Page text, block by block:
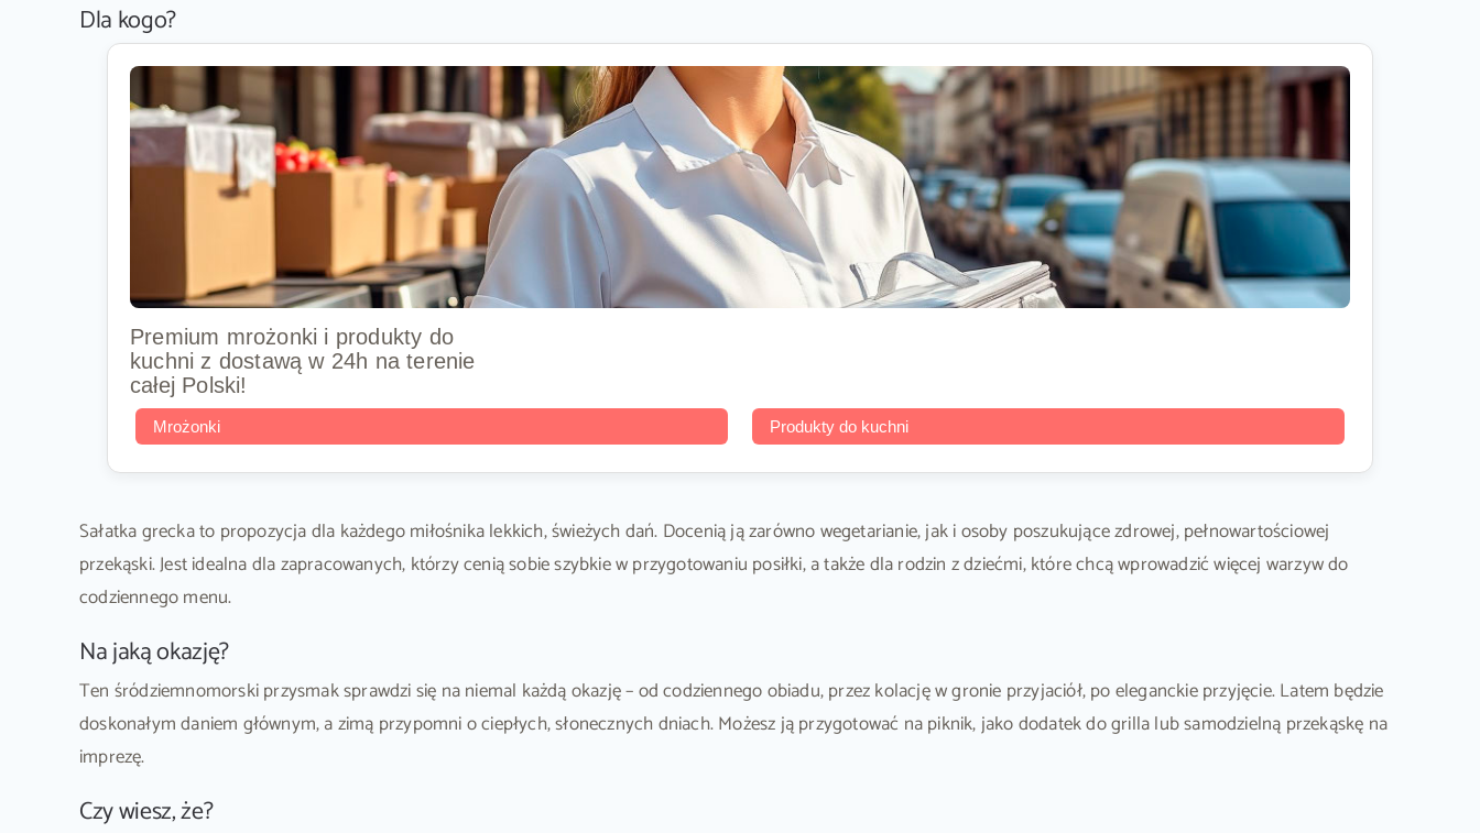
Dla kogo?
Premium mrożonki i produkty do
kuchni z dostawą w 24h na terenie
całej Polski!
Mrożonki Produkty do kuchni
Sałatka grecka to propozycja dla każdego miłośnika lekkich, świeżych dań. Docenią ją zarówno wegetarianie, jak i osoby poszukujące zdrowej, pełnowartościowej
przekąski. Jest idealna dla zapracowanych, którzy cenią sobie szybkie w przygotowaniu posiłki, a także dla rodzin z dziećmi, które chcą wprowadzić więcej warzyw do
codziennego menu.
Na jaką okazję?
Ten śródziemnomorski przysmak sprawdzi się na niemal każdą okazję – od codziennego obiadu, przez kolację w gronie przyjaciół, po eleganckie przyjęcie. Latem będzie
doskonałym daniem głównym, a zimą przypomni o ciepłych, słonecznych dniach. Możesz ją przygotować na piknik, jako dodatek do grilla lub samodzielną przekąskę na
imprezę.
Czy wiesz, że?